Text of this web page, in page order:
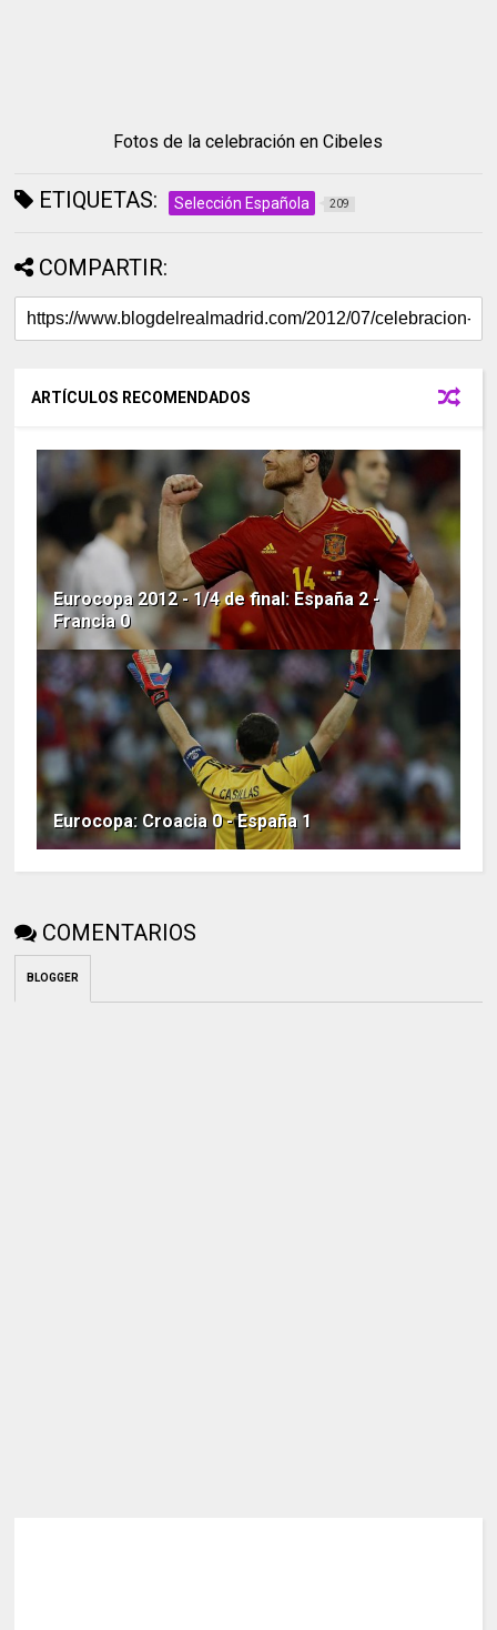
Fotos de la celebración en Cibeles
ETIQUETAS: Selección Española 209
COMPARTIR:
ARTÍCULOS RECOMENDADOS
Eurocopa 2012 - 1/4 de final: España 2 -
Francia 0
Eurocopa: Croacia 0 - España 1
COMENTARIOS
BLOGGER